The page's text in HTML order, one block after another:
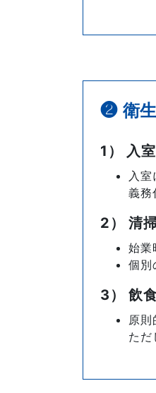
❷ 衛
1） 入
入
義務
2） 清
始業
個別
3） 飲
原
ただ